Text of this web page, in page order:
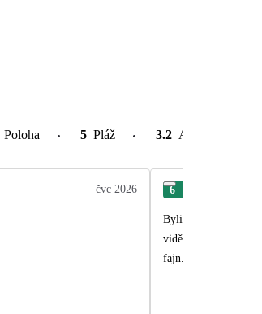
Poloha 5 Pláž 3.2 Atrakce v okolí
čvc 2026 6
Byli jsme již potřetí
viděli vše kromě
fajn. Odpočinek i